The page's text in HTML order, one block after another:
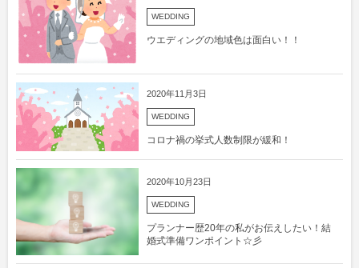
WEDDING
ウエディングの地域色は面白い！！
2020年11月3日
WEDDING
コロナ禍の挙式人数制限が緩和！
2020年10月23日
WEDDING
プランナー歴20年の私がお伝えしたい！結
婚式準備ワンポイント☆彡